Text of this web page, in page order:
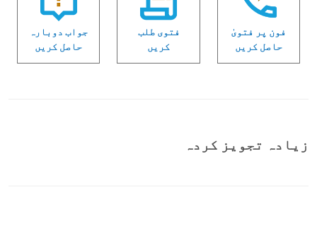
فون پر فتویٰ
حاصل کریں
فتوی طلب
کریں
جواب دوبارہ
حاصل کریں
زیادہ تجویز کردہ